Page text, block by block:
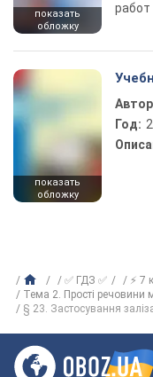
показать
обложку
работ
показать
обложку
Год:
✅ ГДЗ ✅ ⚡ 7
Тема 2. Прості речовини
§ 23. Застосування